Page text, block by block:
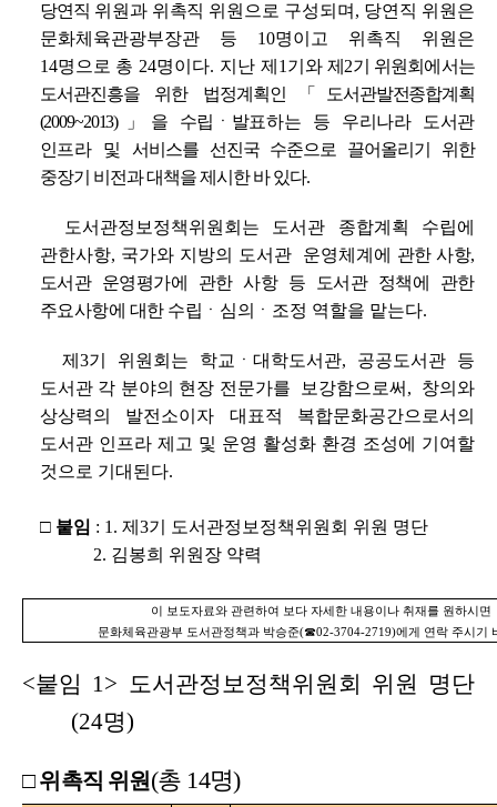
당연직 위원과 위촉직 위원 으로 구성되며, 당연직 위원은
문화체육관광부장관 등 10명이고 위촉직 위원은
14명으로 총 24명이다. 지난 제1기와 제2기 위원회에서는
도서관진흥을 위한 법정계획인「도서관발전종합계획
(2009~2013)」을
수립 ㆍ 발표하는 등 우리나라 도서관
인프라
및 서비스를 선진국 수준으로 끌어올리기 위한
중장기 비전과 대책을 제시한 바 있다.
도서관정보정책위원회는 도서관 종합계획 수립에
관한사항, 국가와 지방의 도서관 운영체계 에 관한 사항,
도서관 운영평가에 관한 사항 등 도서관 정책에 관한
주요사항에 대한 수립 ㆍ 심의 ㆍ 조정 역할을 맡는다.
제3기 위원회는 학교ㆍ대학도서관, 공공도서관 등
도서관 각 분야의 현장 전문가를 보강함으로써, 창의와
상상력의 발전소이자 대표적 복합문화공간으로서의
도서관 인프라 제고 및 운영 활성화 환경 조성에 기여할
것으로 기대된다.
□ 붙임 : 1. 제3기 도서관정보정책위원회 위원 명단
2. 김봉희 위원장 약력
이 보도자료와 관련하여 보다 자세한 내용이나 취재를 원하시면
문화체육관광부 도서관정책과 박승준(☎02-3704-2719)에게 연락 주시기
<붙임 1> 도서관정보정책위원회 위원 명단
(24명)
□ 위촉직 위원 (총 14명)